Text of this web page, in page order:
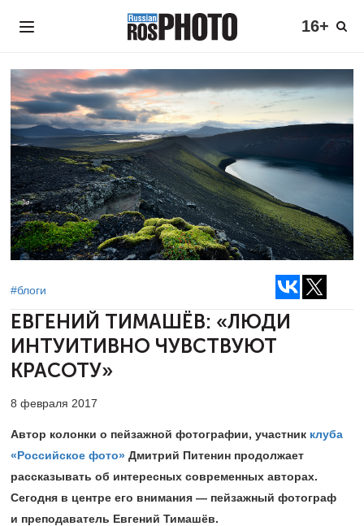
16+
#блоги
ЕВГЕНИЙ ТИМАШЁВ: «ЛЮДИ
ИНТУИТИВНО ЧУВСТВУЮТ
КРАСОТУ»
8 февраля 2017
Автор колонки о пейзажной фотографии, участник клуба
«Российское фото» Дмитрий Питенин продолжает
рассказывать об интересных современных авторах.
Сегодня в центре его внимания — пейзажный фотограф
и преподаватель Евгений Тимашёв.